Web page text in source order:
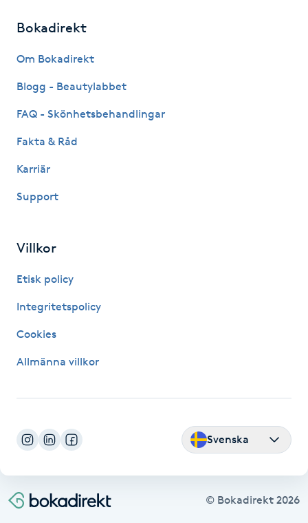
Headspa
Herrklippning
HIFU
Hudföryngring
Huduppstramning
Hyperhidros
Hypnos
Bokadirekt
Om Bokadirekt
Blogg - Beautylabbet
FAQ - Skönhetsbehandlingar
Fakta & Råd
Karriär
Support
Villkor
Etisk policy
Integritetspolicy
Cookies
Allmänna villkor
Svenska
© Bokadirekt 2026